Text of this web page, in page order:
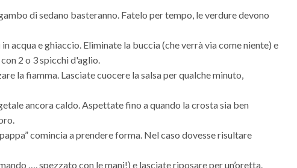
di sedano basteranno. Fatelo per tempo, le verdure devono
e ghiaccio. Eliminate la buccia (che verrà via come niente) e
2 o 3 spicchi d'aglio.
la fiamma. Lasciate cuocere la salsa per qualche minuto,
ancora caldo. Aspettate fino a quando la crosta sia ben
comincia a prendere forma. Nel caso dovesse risultare
…. spezzato con le mani!) e lasciate riposare per un’oretta.